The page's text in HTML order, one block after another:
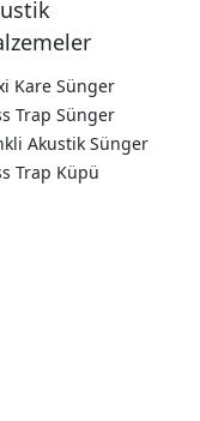
Kare Sünger
Trap Sünger
Akustik Sünger
Trap Küpü